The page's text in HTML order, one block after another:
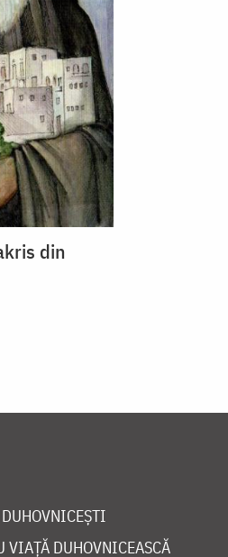
din
VIAȚĂ DUHOVNICEASCĂ